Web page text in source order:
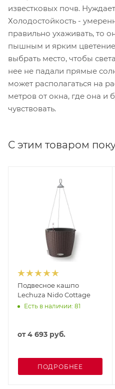
известковых почв.
Холодостойкость -
правильно ухаживать, то
пышным и ярким
выбрать место, чтобы
нее не падали прямые
может располагаться на
метров от окна, где она и
чувствовать.
С этим товаром
Подвесное кашпо
Lechuza Nido Cottage
Есть в наличии: 81
от4 693 руб.
ПОДРОБНЕЕ